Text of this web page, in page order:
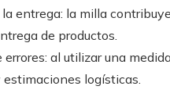
entrega: la milla
de productos.
errores: al utilizar una
estimaciones logísticas.